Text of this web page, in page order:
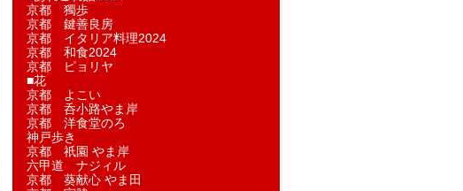
京都 獨歩
京都 鍵善良房
京都 イタリア料理2024
京都 和食2024
京都 ピョリヤ
■花
京都 よこい
京都 呑小路やま岸
京都 洋食堂のろ
神戸歩き
京都 祇園 やま岸
六甲道 ナジィル
京都 葵献心 やま田